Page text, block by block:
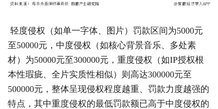
轻度侵权（如单一字体、图片）罚款区间为5000元
至50000元，中度侵权（如核心背景音乐、多处素
材）为50000元至300000元，重度侵权（如IP授权根
本性瑕疵、全片实质性相似）则高达300000元至
500000元，整体呈现侵权程度越重、罚款力度越强的
特点，其中重度侵权的最低罚款额已高于中度侵权的